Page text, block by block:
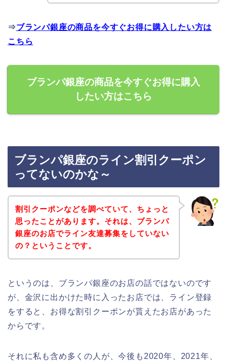
⇒ブランパ銀座の商品を今すぐお得に購入したい方は
こちら
ブランパ銀座の商品を今すぐお得に購入
したい方はこちら
ブランパ銀座のライン割引クーポン
ってないのかな～
割引クーポンなどを調べていて、ちょっと
思ったことがあります。それは、ブランパ
銀座のお店でライン友達募集をしていない
の？ということです。
というのは、ブランパ銀座のお店の話ではないのです
が、金沢に出かけた時に入ったお店では、ライン登録
をすると、お得な割引クーポンが貰えたお店があった
からです。
それに私も含め多くの人が、今後も2020年、2021年、